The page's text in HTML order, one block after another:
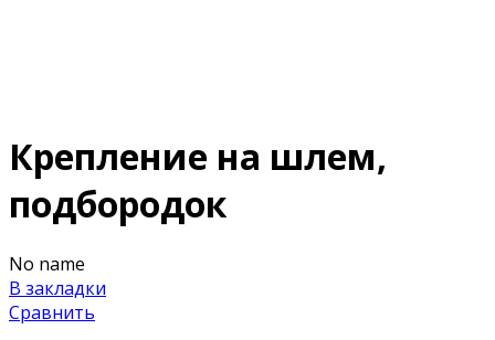
Крепление на шлем,
подбородок
No name
В закладки
Сравнить